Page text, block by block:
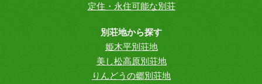
定住・永住可能な別荘
別荘地から探す
姫木平別荘地
美し松高原別荘地
りんどうの郷別荘地